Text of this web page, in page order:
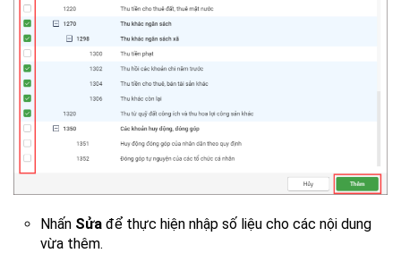
Nhấn Sửa để thực hiện nhập số liệu cho các nội dung
vừa thêm.